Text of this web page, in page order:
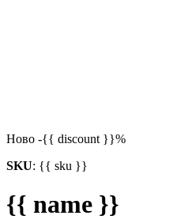
Ново -{{ discount }}%
SKU: {{ sku }}
{{ name }}